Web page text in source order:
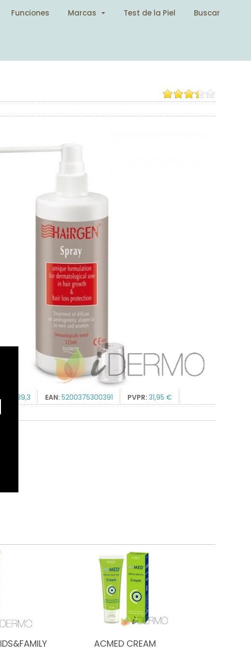
Funciones Marcas Test de la Piel
Buscar
163639,3 EAN: 5200375300391 PVPR: 31,95 €
ACMED CREAM